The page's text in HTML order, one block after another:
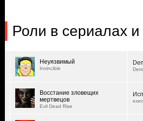
Роли в сериалах
Неуязвимый
Invincible
Восстание зловещих
мертвецов
Evil Dead Rise